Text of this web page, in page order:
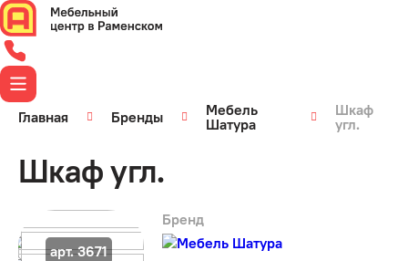
Главная Бренды
Мебель
Шатура
Шкаф
угл.
Шкаф угл.
арт. 3671
Бренд